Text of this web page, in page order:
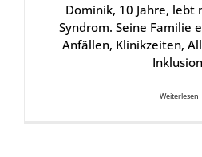
Dominik, 10 Jahre,
Syndrom. Seine Familie
Anfällen, Klinikzeiten,
Weiterlesen